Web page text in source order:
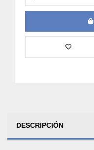
DESCRIPCIÓN